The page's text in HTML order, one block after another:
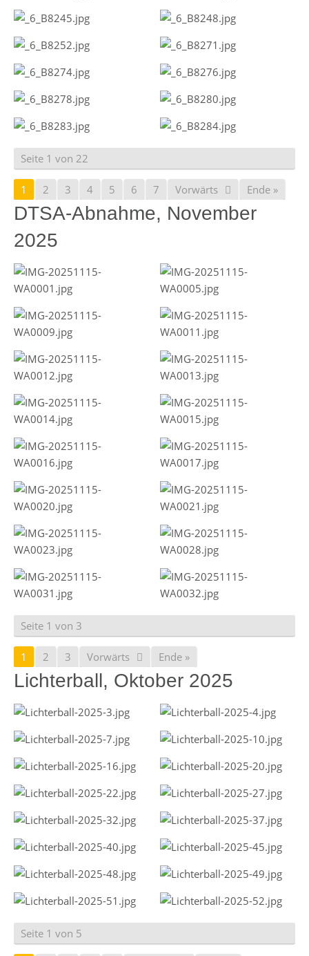
Seite 1 von 22
1 2 3 4 5 6 7 Vorwärts Ende »
DTSA-Abnahme, November
2025
Seite 1 von 3
1 2 3 Vorwärts Ende »
Lichterball, Oktober 2025
Seite 1 von 5